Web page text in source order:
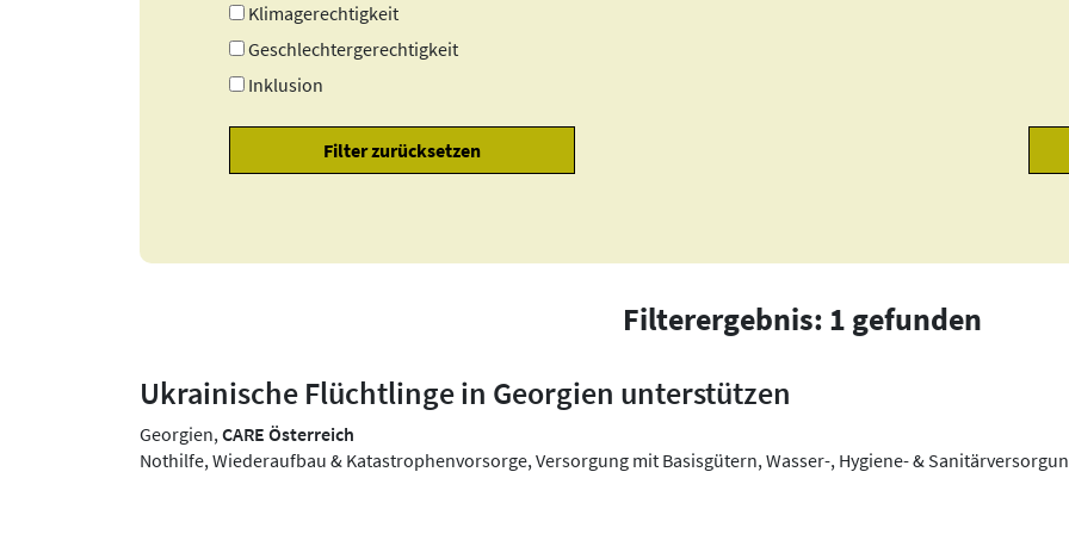
Klimagerechtigkeit
Geschlechtergerechtigkeit
Inklusion
Filterergebnis: 1 gefunden
Ukrainische Flüchtlinge in Georgien unterstützen
Georgien,CARE Österreich
Nothilfe, Wiederaufbau & Katastrophenvorsorge, Versorgung mit Basisgütern, Wasser-, Hygiene- &